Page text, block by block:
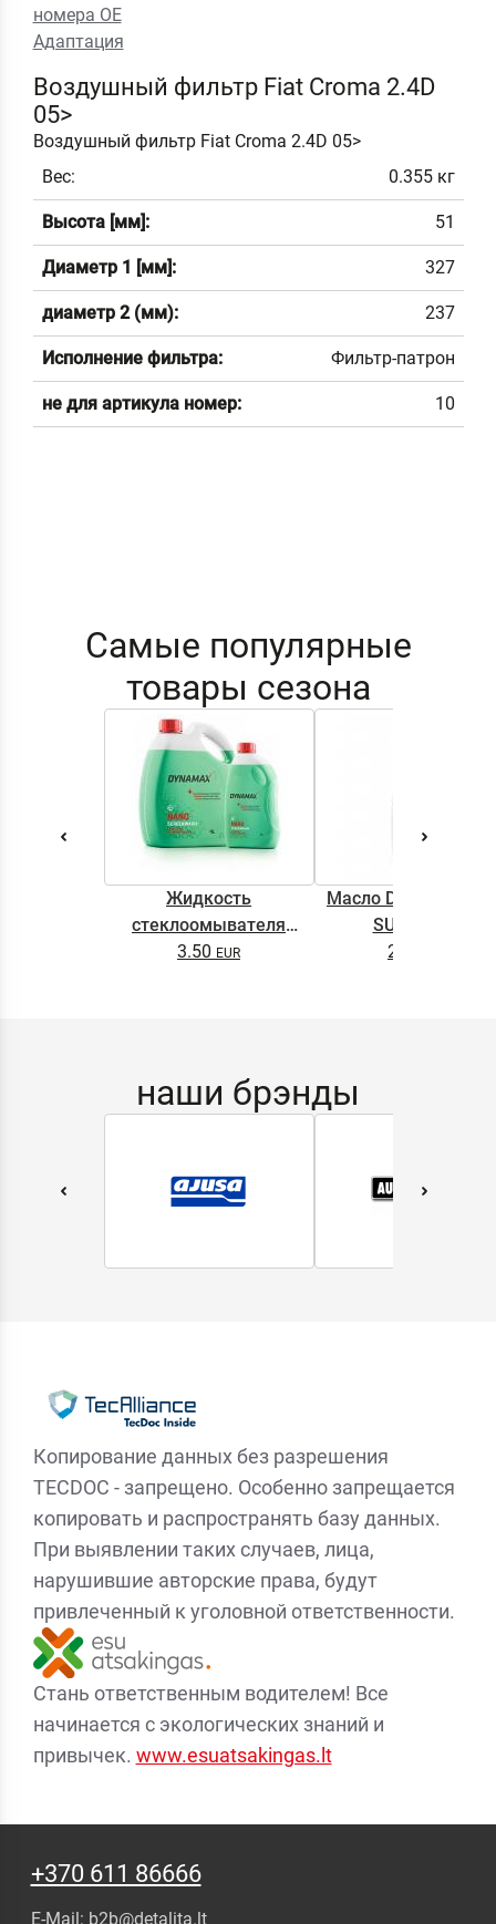
номера ОЕ
Адаптация
Воздушный фильтр Fiat Croma 2.4D
05>
Воздушный фильтр Fiat Croma 2.4D 05>
Вес:
0.355 кг
Высота [мм]: 51
Диаметр 1 [мм]: 327
диаметр 2 (мм): 237
Исполнение фильтра: Фильтр-патрон
не для артикула номер: 10
Самые популярные
товары сезона
Жидкость
стеклоомывателя
DYNAMAX SCREENWASH
3.50
Масло DYNAMAX
SUPER 0.5L
2.65
наши брэнды
Копирование данных без разрешения
TECDOC - запрещено. Особенно запрещается
копировать и распространять базу данных.
При выявлении таких случаев, лица,
нарушившие авторские права, будут
привлеченный к уголовной ответственности.
Стань ответственным водителем! Все
начинается с экологических знаний и
привычек. www.esuatsakingas.lt
+370 611 86666
E-Mail: b2b@detalita.lt